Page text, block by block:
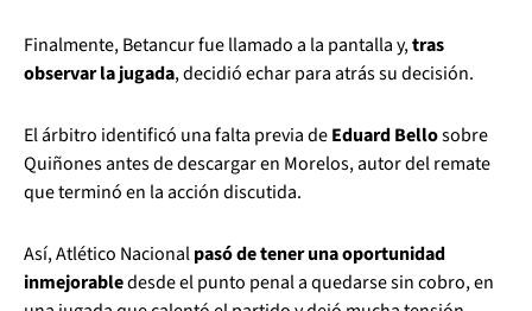
Finalmente, Betancur fue llamado a la pantalla y,tras
observar la jugada, decidió echar para atrás su decisión.
El árbitro identificó una falta previa deEduard Bellosobre
Quiñones antes de descargar en Morelos, autor del remate
que terminó en la acción discutida.
Así, Atlético Nacionalpasó de tener una oportunidad
inmejorabledesde el punto penal a quedarse sin cobro, en